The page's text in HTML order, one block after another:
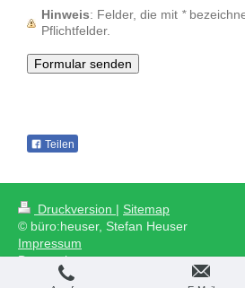
Hinweis : Felder, die mit *
Pflichtfelder.
Teilen
Druckversion | Sitemap
© büro:heuser, Stefan Heuser
Impressum
Datenschutz